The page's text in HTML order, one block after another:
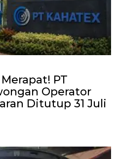
PT
Operator
Ditutup 31 Juli